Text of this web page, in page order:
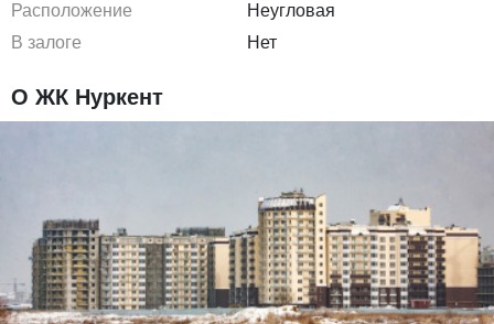
Расположение
Неугловая
В залоге
Нет
О ЖК Нуркент